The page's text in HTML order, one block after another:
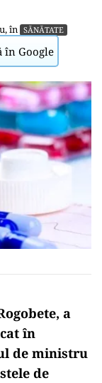
, în SĂNĂTATE
în Google
a
în
de ministru
de